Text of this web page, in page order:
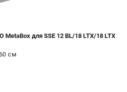
для SSE 12 BL/18 LTX/18 LTX
см